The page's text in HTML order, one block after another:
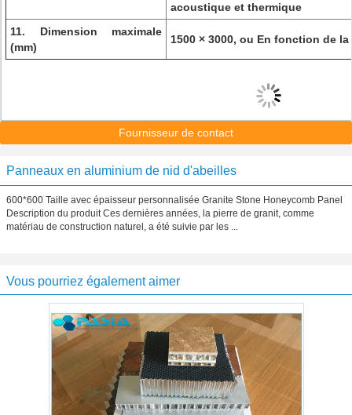
acoustique et thermique
11. Dimension maximale
(mm)
1500 × 3000, ou En fonction de
Fournisseur de contact
Panneaux en aluminium de nid d'abeilles
600*600 Taille avec épaisseur personnalisée Granite Stone Honeycomb Panel
Description du produit Ces dernières années, la pierre de granit, comme
matériau de construction naturel, a été suivie par les ...
Vous pourriez également aimer